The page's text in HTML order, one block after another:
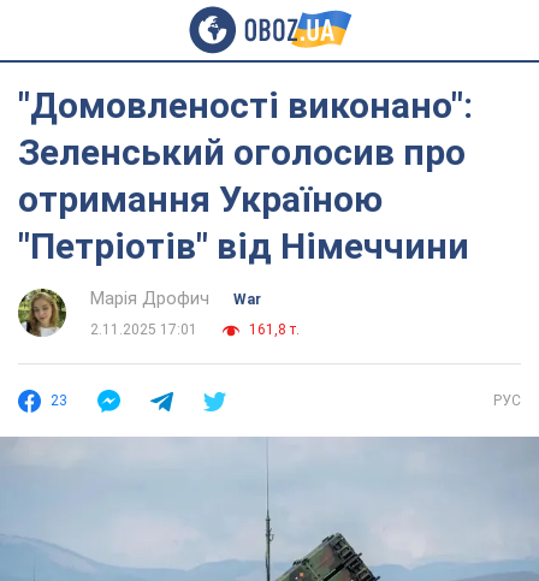
"Домовленості виконано":
Зеленський оголосив про
отримання Україною
"Петріотів" від Німеччини
Марія Дрофич
War
2.11.2025 17:01
161,8 т.
23 РУС